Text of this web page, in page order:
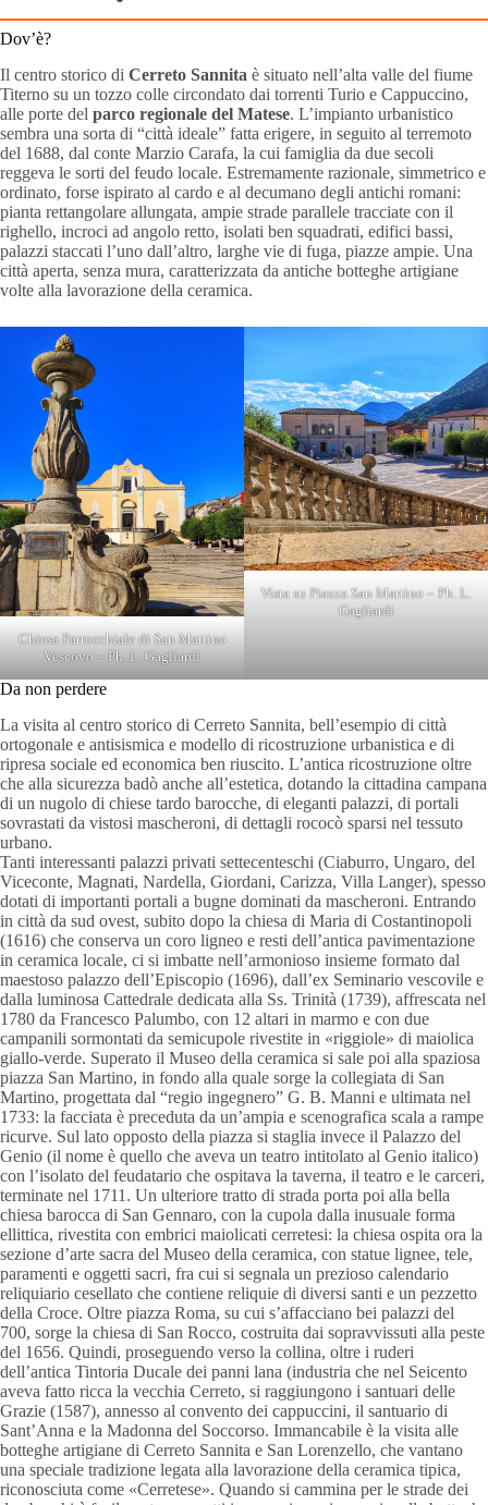
Dov’è?
Il centro storico di Cerreto Sannita è situato nell’alta valle del fiume
Titerno su un tozzo colle circondato dai torrenti Turio e Cappuccino,
alle porte del parco regionale del Matese. L’impianto urbanistico
sembra una sorta di “città ideale” fatta erigere, in seguito al terremoto
del 1688, dal conte Marzio Carafa, la cui famiglia da due secoli
reggeva le sorti del feudo locale. Estremamente razionale, simmetrico e
ordinato, forse ispirato al cardo e al decumano degli antichi romani:
pianta rettangolare allungata, ampie strade parallele tracciate con il
righello, incroci ad angolo retto, isolati ben squadrati, edifici bassi,
palazzi staccati l’uno dall’altro, larghe vie di fuga, piazze ampie. Una
città aperta, senza mura, caratterizzata da antiche botteghe artigiane
volte alla lavorazione della ceramica.
Chiesa Parrocchiale di San Martino
Vescovo – Ph. L. Gagliardi
Vista su Piazza San Martino – Ph. L.
Gagliardi
Da non perdere
La visita al centro storico di Cerreto Sannita, bell’esempio di città
ortogonale e antisismica e modello di ricostruzione urbanistica e di
ripresa sociale ed economica ben riuscito. L’antica ricostruzione oltre
che alla sicurezza badò anche all’estetica, dotando la cittadina campana
di un nugolo di chiese tardo barocche, di eleganti palazzi, di portali
sovrastati da vistosi mascheroni, di dettagli rococò sparsi nel tessuto
urbano.
Tanti interessanti palazzi privati settecenteschi (Ciaburro, Ungaro, del
Viceconte, Magnati, Nardella, Giordani, Carizza, Villa Langer), spesso
dotati di importanti portali a bugne dominati da mascheroni. Entrando
in città da sud ovest, subito dopo la chiesa di Maria di Costantinopoli
(1616) che conserva un coro ligneo e resti dell’antica pavimentazione
in ceramica locale, ci si imbatte nell’armonioso insieme formato dal
maestoso palazzo dell’Episcopio (1696), dall’ex Seminario vescovile e
dalla luminosa Cattedrale dedicata alla Ss. Trinità (1739), affrescata nel
1780 da Francesco Palumbo, con 12 altari in marmo e con due
campanili sormontati da semicupole rivestite in «riggiole» di maiolica
giallo-verde. Superato il Museo della ceramica si sale poi alla spaziosa
piazza San Martino, in fondo alla quale sorge la collegiata di San
Martino, progettata dal “regio ingegnero” G. B. Manni e ultimata nel
1733: la facciata è preceduta da un’ampia e scenografica scala a rampe
ricurve. Sul lato opposto della piazza si staglia invece il Palazzo del
Genio (il nome è quello che aveva un teatro intitolato al Genio italico)
con l’isolato del feudatario che ospitava la taverna, il teatro e le carceri,
terminate nel 1711. Un ulteriore tratto di strada porta poi alla bella
chiesa barocca di San Gennaro, con la cupola dalla inusuale forma
ellittica, rivestita con embrici maiolicati cerretesi: la chiesa ospita ora la
sezione d’arte sacra del Museo della ceramica, con statue lignee, tele,
paramenti e oggetti sacri, fra cui si segnala un prezioso calendario
reliquiario cesellato che contiene reliquie di diversi santi e un pezzetto
della Croce. Oltre piazza Roma, su cui s’affacciano bei palazzi del
700, sorge la chiesa di San Rocco, costruita dai sopravvissuti alla peste
del 1656. Quindi, proseguendo verso la collina, oltre i ruderi
dell’antica Tintoria Ducale dei panni lana (industria che nel Seicento
aveva fatto ricca la vecchia Cerreto, si raggiungono i santuari delle
Grazie (1587), annesso al convento dei cappuccini, il santuario di
Sant’Anna e la Madonna del Soccorso. Immancabile è la visita alle
botteghe artigiane di Cerreto Sannita e San Lorenzello, che vantano
una speciale tradizione legata alla lavorazione della ceramica tipica,
riconosciuta come «Cerretese». Quando si cammina per le strade dei